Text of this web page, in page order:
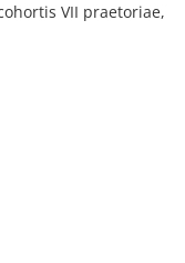
VII praetoriae,